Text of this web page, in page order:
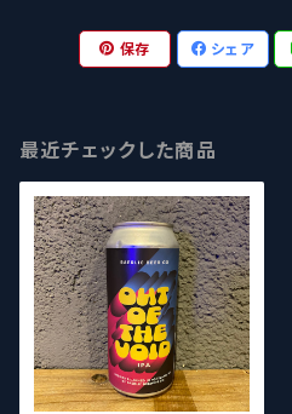
保存 シェア
最近チェックした商品